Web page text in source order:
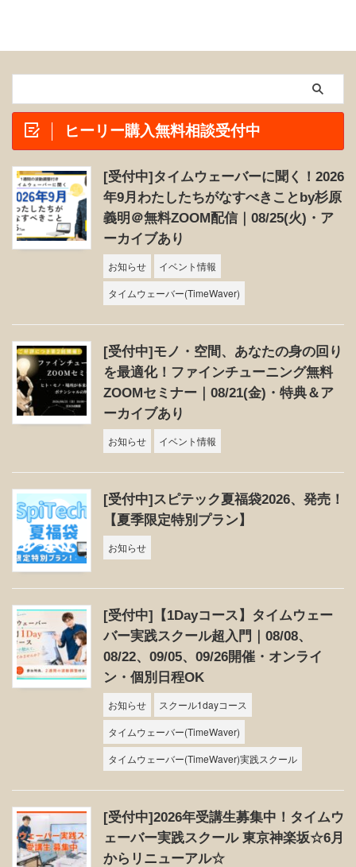
ヒーリー購入無料相談受付中
[受付中]タイムウェーバーに聞く！2026
年9月わたしたちがなすべきことby杉原
義明＠無料ZOOM配信｜08/25(火)・ア
ーカイブあり
お知らせ
イベント情報
タイムウェーバー(TimeWaver)
[受付中]モノ・空間、あなたの身の回り
を最適化！ファインチューニング無料
ZOOMセミナー｜08/21(金)・特典＆ア
ーカイブあり
お知らせ イベント情報
[受付中]スピテック夏福袋2026、発売！
【夏季限定特別プラン】
お知らせ
[受付中]【1Dayコース】タイムウェー
バー実践スクール超入門｜08/08、
08/22、09/05、09/26開催・オンライ
ン・個別日程OK
お知らせ
スクール1dayコース
タイムウェーバー(TimeWaver)
タイムウェーバー(TimeWaver)実践スクール
[受付中]2026年受講生募集中！タイムウ
ェーバー実践スクール 東京神楽坂☆6月
からリニューアル☆